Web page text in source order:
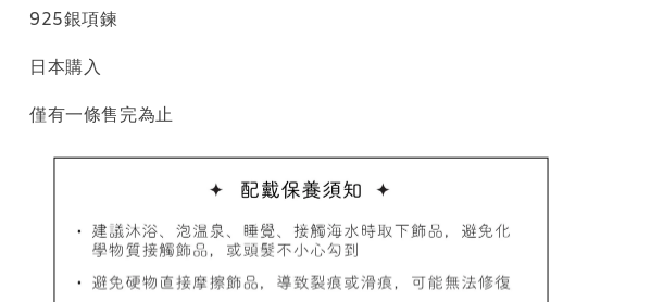
NT$ 98
925銀項鍊
日本購入
僅有一條售完為止